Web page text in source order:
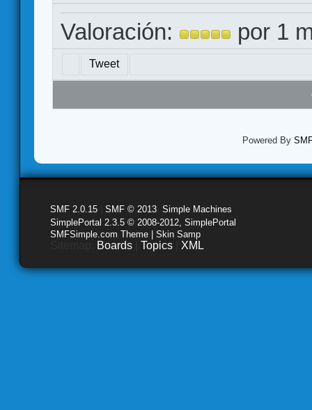
Valoración:
por 1
Tweet
Powered By
SMF 2.0.15 SMF © 2013 Simple Machines
SimplePortal 2.3.5 © 2008-2012, SimplePortal
SMFSimple.com Theme | Skin Samp
Boards Topics XML